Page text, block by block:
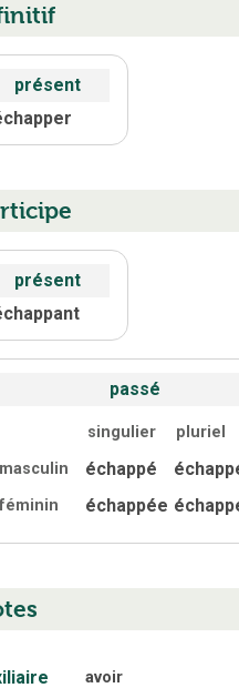
présent
présent
passé
singulier
pluriel
masculin
échappé
féminin échappée
avoir